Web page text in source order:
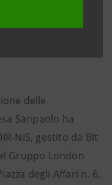
con la
coerente e
delle
Sanpaolo ha
NIS, gestito da BIt
Gruppo London
degli Affari n. 6,